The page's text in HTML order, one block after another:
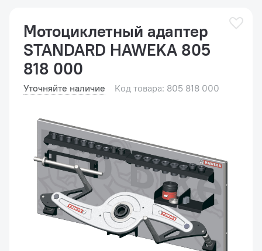
Мотоциклетный адаптер
STANDARD HAWEKA 805
818 000
Уточняйте наличие Код товара: 805 818 000